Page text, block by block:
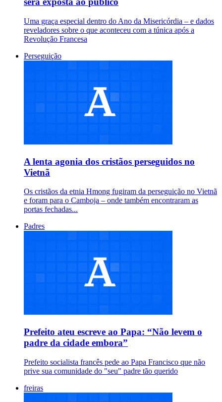
Uma graça especial dentro do Ano da Misericórdia – e dados
reveladores sobre o que aconteceu com a túnica após a
Revolução Francesa
Perseguição
A lenta agonia dos cristãos perseguidos no
Vietnã
Os cristãos da etnia Hmong fugiram da perseguição no Vietnã
e foram para o Camboja – onde também encontraram as
portas fechadas...
Padres
Prefeito ateu escreve ao Papa: “Não levem o
padre da cidade embora”
Prefeito socialista francês pede ao Papa Francisco que não
prive sua comunidade do "seu" padre tão querido
freiras